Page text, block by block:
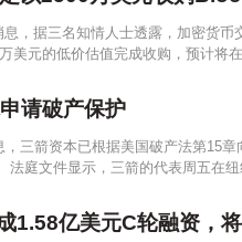
息，据三名知情人士透露，加密货
美元的低价估值完成收购，预计将
请破产保护
，三箭资本已根据美国破产法第15
法庭文件显示，三箭的代表周五在
亿美元C轮融资，